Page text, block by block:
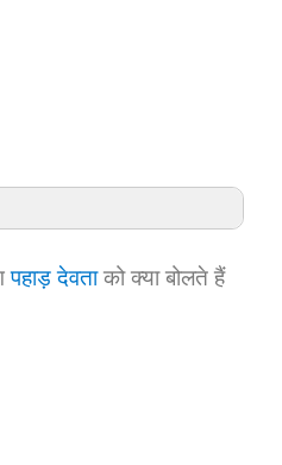
पहाड़ देवताको क्या बोलते हैं